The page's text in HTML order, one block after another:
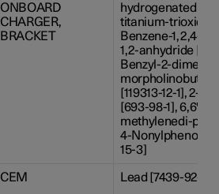
ONBOARD
CHARGER,
BRACKET
hydrogenated
titanium-trioxide
Benzene-1,2,4-
1,2-anhydride
Benzyl-2-
[119313-12-1], 2-
[693-98-1], 6,6'-
methylenedi-p-
4-Nonylphenol,
15-3]
CEM Lead [7439-92-1]